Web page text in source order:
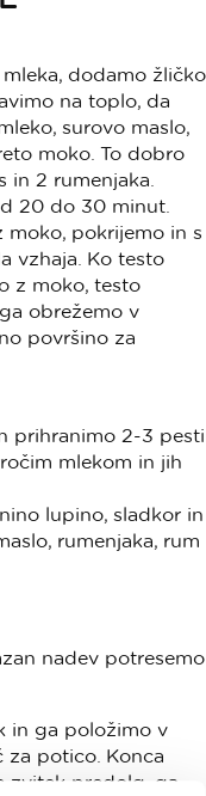
dodamo žličko
na toplo, da
surovo maslo,
moko. To dobro
in 2 rumenjaka.
20 do 30 minut.
pokrijemo in s
vzhaja. Ko testo
z moko, testo
obrežemo v
površino za
prihranimo 2-3 pesti
mlekom in jih
lupino, sladkor in
rumenjaka, rum
nadev potresemo
in ga položimo v
za potico. Konca
zvitek predolg, ga